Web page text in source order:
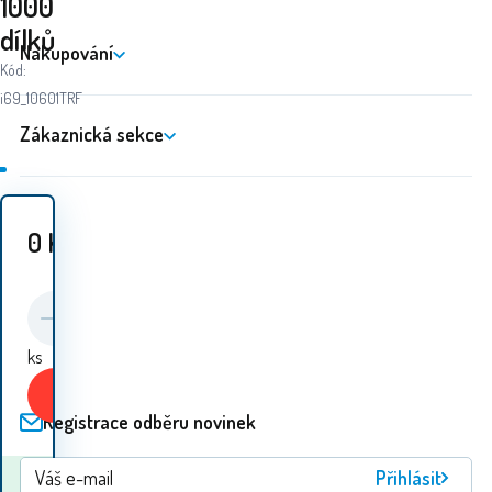
dílků
Kód:
i69_10601TRF
0 Kč
ks
Nakupování
Zákaznická sekce
Registrace odběru novinek
Přihlásit